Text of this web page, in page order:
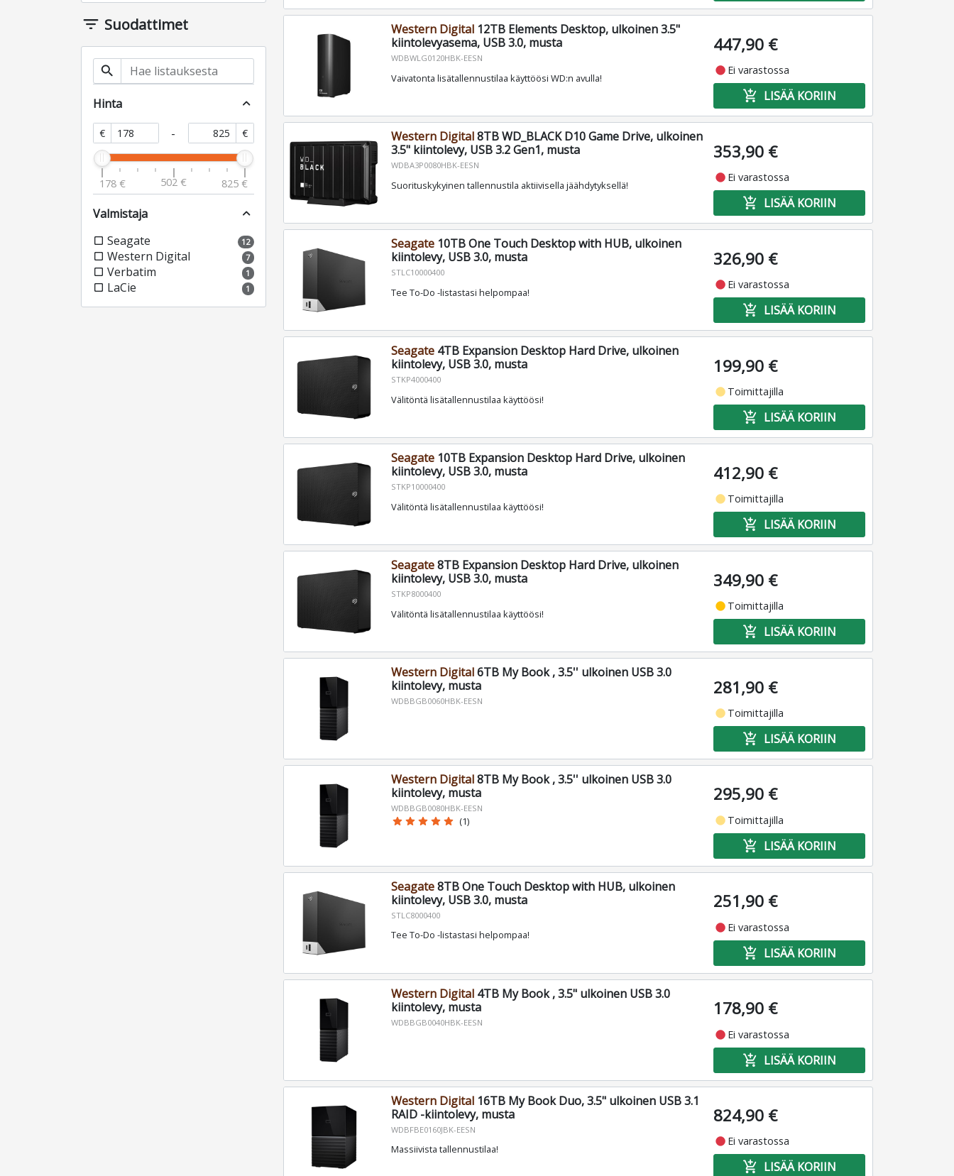
filter_list Suodattimet
search
Hinta expand_less
€ - €
178 € 502 € 825 €
Valmistaja expand_less
check_box_outline_blank Seagate 12
check_box_outline_blank Western Digital 7
check_box_outline_blank Verbatim 1
check_box_outline_blank LaCie 1
Western Digital12TB Elements Desktop, ulkoinen 3.5"
kiintolevyasema, USB 3.0, musta
WDBWLG0120HBK-EESN
Vaivatonta lisätallennustilaa käyttöösi WD:n avulla!
447,90 €
fiber_manual_record Ei varastossa
add_shopping_cart LISÄÄ KORIIN
Western Digital8TB WD_BLACK D10 Game Drive, ulkoinen
3.5" kiintolevy, USB 3.2 Gen1, musta
WDBA3P0080HBK-EESN
Suorituskykyinen tallennustila aktiivisella jäähdytyksellä!
353,90 €
fiber_manual_record Ei varastossa
add_shopping_cart LISÄÄ KORIIN
Seagate10TB One Touch Desktop with HUB, ulkoinen
kiintolevy, USB 3.0, musta
STLC10000400
Tee To-Do -listastasi helpompaa!
326,90 €
fiber_manual_record Ei varastossa
add_shopping_cart LISÄÄ KORIIN
Seagate4TB Expansion Desktop Hard Drive, ulkoinen
kiintolevy, USB 3.0, musta
STKP4000400
Välitöntä lisätallennustilaa käyttöösi!
199,90 €
fiber_manual_record Toimittajilla
add_shopping_cart LISÄÄ KORIIN
Seagate10TB Expansion Desktop Hard Drive, ulkoinen
kiintolevy, USB 3.0, musta
STKP10000400
Välitöntä lisätallennustilaa käyttöösi!
412,90 €
fiber_manual_record Toimittajilla
add_shopping_cart LISÄÄ KORIIN
Seagate8TB Expansion Desktop Hard Drive, ulkoinen
kiintolevy, USB 3.0, musta
STKP8000400
Välitöntä lisätallennustilaa käyttöösi!
349,90 €
fiber_manual_record Toimittajilla
add_shopping_cart LISÄÄ KORIIN
Western Digital6TB My Book , 3.5'' ulkoinen USB 3.0
kiintolevy, musta
WDBBGB0060HBK-EESN
281,90 €
fiber_manual_record Toimittajilla
add_shopping_cart LISÄÄ KORIIN
Western Digital8TB My Book , 3.5'' ulkoinen USB 3.0
kiintolevy, musta
WDBBGB0080HBK-EESN
star star star star star (1)
295,90 €
fiber_manual_record Toimittajilla
add_shopping_cart LISÄÄ KORIIN
Seagate8TB One Touch Desktop with HUB, ulkoinen
kiintolevy, USB 3.0, musta
STLC8000400
Tee To-Do -listastasi helpompaa!
251,90 €
fiber_manual_record Ei varastossa
add_shopping_cart LISÄÄ KORIIN
Western Digital4TB My Book , 3.5" ulkoinen USB 3.0
kiintolevy, musta
WDBBGB0040HBK-EESN
178,90 €
fiber_manual_record Ei varastossa
add_shopping_cart LISÄÄ KORIIN
Western Digital16TB My Book Duo, 3.5" ulkoinen USB 3.1
RAID -kiintolevy, musta
WDBFBE0160JBK-EESN
Massiivista tallennustilaa!
824,90 €
fiber_manual_record Ei varastossa
add_shopping_cart LISÄÄ KORIIN